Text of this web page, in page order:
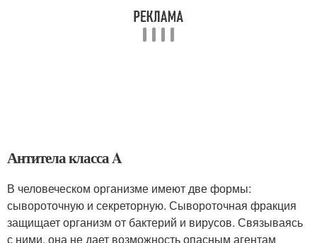
Антитела класса A
В человеческом организме имеют две формы:
сывороточную и секреторную. Сывороточная фракция
защищает организм от бактерий и вирусов. Связываясь
с ними, она не дает возможность опасным агентам